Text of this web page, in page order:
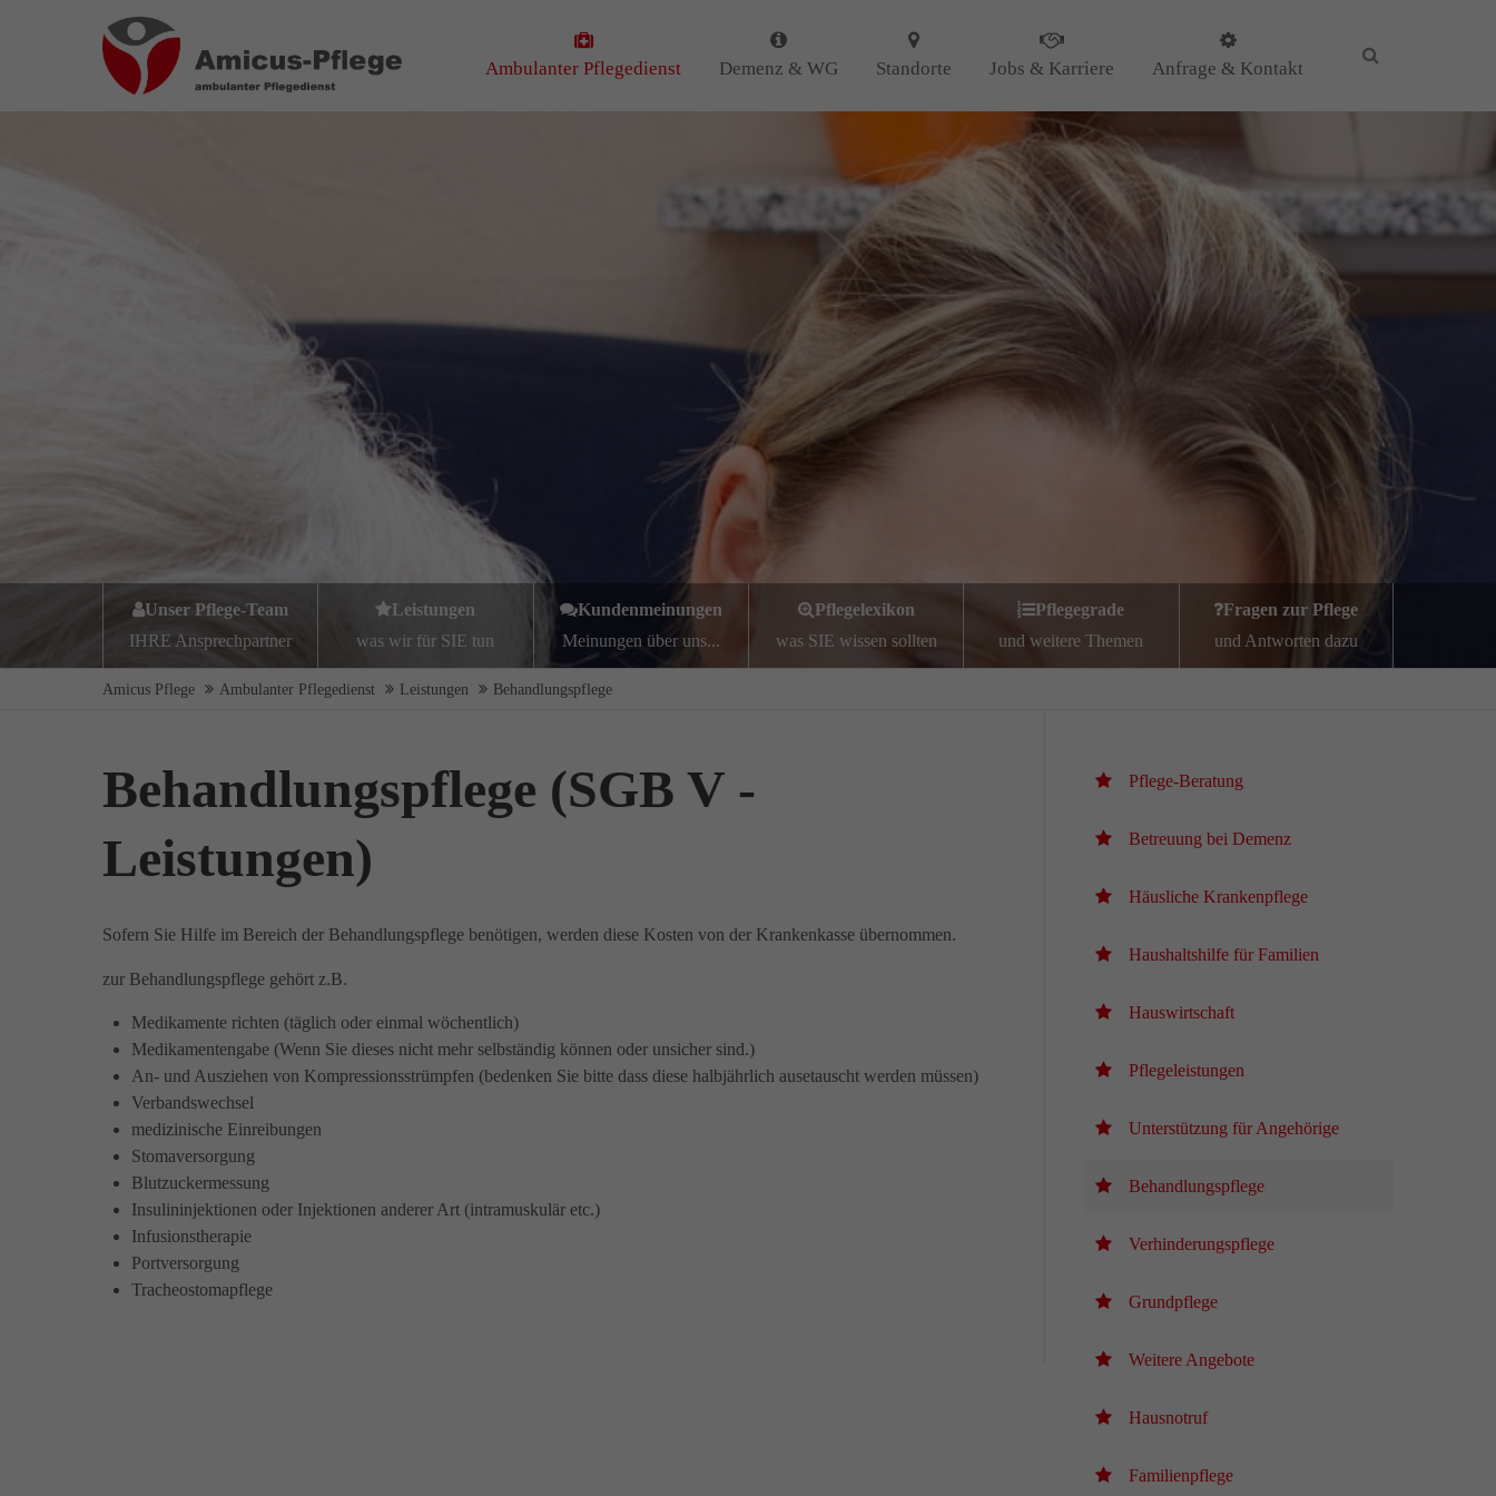
Login Über uns Kontakt
45770 Marl
Sie haben Fragen?
02365 955 88 88
Schreiben Sie uns per Email
info@amicus-pflege.de
Ambulanter Pflegedienst Demenz & WG Standorte Jobs & Karriere Anfrage & Kontakt
Unser Pflege-Team
IHRE Ansprechpartner
Leistungen
was wir für SIE tun
Kundenmeinungen
Meinungen über uns...
Pflegelexikon
was SIE wissen sollten
Pflegegrade
und weitere Themen
Fragen zur Pflege
und Antworten dazu
Amicus Pflege Ambulanter Pflegedienst Leistungen Behandlungspflege
Behandlungspflege (SGB V -
Leistungen)
Sofern Sie Hilfe im Bereich der Behandlungspflege benötigen, werden diese Kosten von der Krankenkasse übernommen.
zur Behandlungspflege gehört z.B.
Medikamente richten (täglich oder einmal wöchentlich)
Medikamentengabe (Wenn Sie dieses nicht mehr selbständig können oder unsicher sind.)
An- und Ausziehen von Kompressionsstrümpfen (bedenken Sie bitte dass diese halbjährlich ausetauscht werden müssen)
Verbandswechsel
medizinische Einreibungen
Stomaversorgung
Blutzuckermessung
Insulininjektionen oder Injektionen anderer Art (intramuskulär etc.)
Infusionstherapie
Portversorgung
Tracheostomapflege
Pflege-Beratung
Betreuung bei Demenz
Häusliche Krankenpflege
Haushaltshilfe für Familien
Hauswirtschaft
Pflegeleistungen
Unterstützung für Angehörige
Behandlungspflege
Verhinderungspflege
Grundpflege
Weitere Angebote
Hausnotruf
Familienpflege